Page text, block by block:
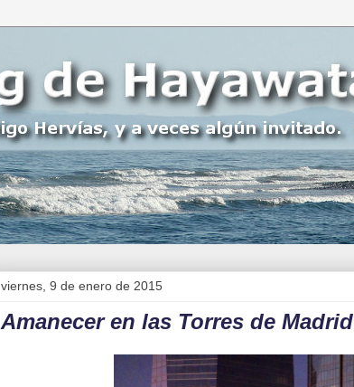
viernes, 9 de enero de 2015
Amanecer en las Torres de Madrid